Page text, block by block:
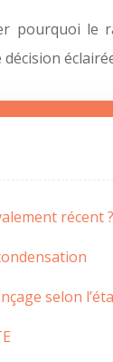
le
récent ?
selon